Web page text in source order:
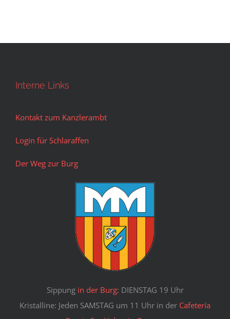
Interne Links
Kontakt zum Kanzlerambt
Login für Schlaraffen
Der Weg zur Burg
Sippung in der Burg: DIENSTAG 19 Uhr
Kristalline: Jeden SAMSTAG um 11 Uhr in der Cafetería